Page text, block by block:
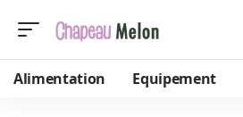
Alimentation Equipement